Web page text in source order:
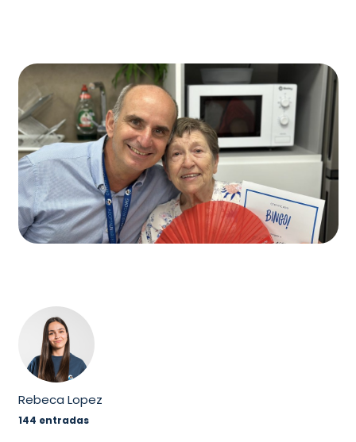
Rebeca Lopez
144 entradas